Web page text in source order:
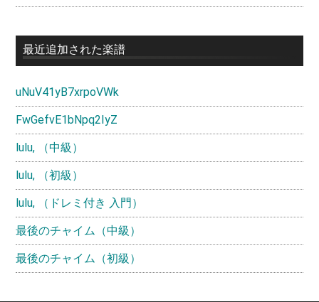
最近追加された楽譜
uNuV41yB7xrpoVWk
FwGefvE1bNpq2IyZ
lulu, （中級）
lulu, （初級）
lulu, （ドレミ付き 入門）
最後のチャイム（中級）
最後のチャイム（初級）